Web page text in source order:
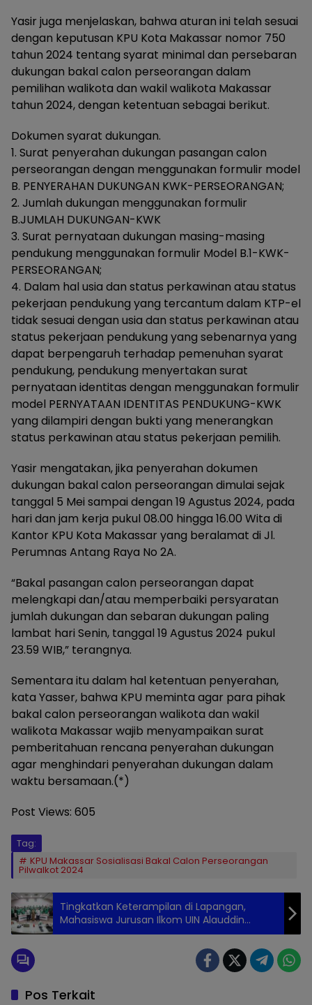
Yasir juga menjelaskan, bahwa aturan ini telah sesuai
dengan keputusan KPU Kota Makassar nomor 750
tahun 2024 tentang syarat minimal dan persebaran
dukungan bakal calon perseorangan dalam
pemilihan walikota dan wakil walikota Makassar
tahun 2024, dengan ketentuan sebagai berikut.
Dokumen syarat dukungan.
1. Surat penyerahan dukungan pasangan calon
perseorangan dengan menggunakan formulir model
B. PENYERAHAN DUKUNGAN KWK-PERSEORANGAN;
2. Jumlah dukungan menggunakan formulir
B.JUMLAH DUKUNGAN-KWK
3. Surat pernyataan dukungan masing-masing
pendukung menggunakan formulir Model B.1-KWK-
PERSEORANGAN;
4. Dalam hal usia dan status perkawinan atau status
pekerjaan pendukung yang tercantum dalam KTP-el
tidak sesuai dengan usia dan status perkawinan atau
status pekerjaan pendukung yang sebenarnya yang
dapat berpengaruh terhadap pemenuhan syarat
pendukung, pendukung menyertakan surat
pernyataan identitas dengan menggunakan formulir
model PERNYATAAN IDENTITAS PENDUKUNG-KWK
yang dilampiri dengan bukti yang menerangkan
status perkawinan atau status pekerjaan pemilih.
Yasir mengatakan, jika penyerahan dokumen
dukungan bakal calon perseorangan dimulai sejak
tanggal 5 Mei sampai dengan 19 Agustus 2024, pada
hari dan jam kerja pukul 08.00 hingga 16.00 Wita di
Kantor KPU Kota Makassar yang beralamat di Jl.
Perumnas Antang Raya No 2A.
“Bakal pasangan calon perseorangan dapat
melengkapi dan/atau memperbaiki persyaratan
jumlah dukungan dan sebaran dukungan paling
lambat hari Senin, tanggal 19 Agustus 2024 pukul
23.59 WIB,” terangnya.
Sementara itu dalam hal ketentuan penyerahan,
kata Yasser, bahwa KPU meminta agar para pihak
bakal calon perseorangan walikota dan wakil
walikota Makassar wajib menyampaikan surat
pemberitahuan rencana penyerahan dukungan
agar menghindari penyerahan dukungan dalam
waktu bersamaan.(*)
Post Views: 605
Tag:
KPU Makassar Sosialisasi Bakal Calon Perseorangan
Pilwalkot 2024
Tingkatkan Keterampilan di Lapangan,
Mahasiswa Jurusan Ilkom UIN Alauddin
Kunjungi Prokopim Kota Makassar
Pos Terkait